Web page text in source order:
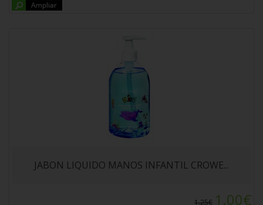
JABON LIQUIDO MANOS INFANTIL CROWE...
1.25€ 1.00€
FIDEUA ALTEZA 500gr